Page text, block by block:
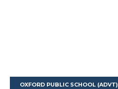
OXFORD PUBLIC SCHOOL (ADVT)